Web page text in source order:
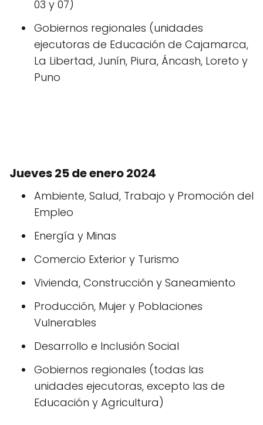
03 y 07)
Gobiernos regionales (unidades
ejecutoras de Educación de Cajamarca,
La Libertad, Junín, Piura, Áncash, Loreto y
Puno
Jueves 25 de enero 2024
Ambiente, Salud, Trabajo y Promoción del
Empleo
Energía y Minas
Comercio Exterior y Turismo
Vivienda, Construcción y Saneamiento
Producción, Mujer y Poblaciones
Vulnerables
Desarrollo e Inclusión Social
Gobiernos regionales (todas las
unidades ejecutoras, excepto las de
Educación y Agricultura)